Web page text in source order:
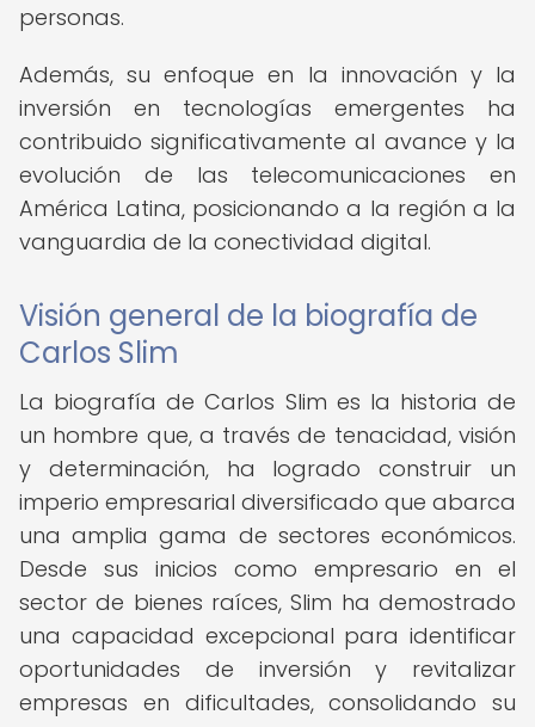
personas.
Además, su enfoque en la innovación y la
inversión en tecnologías emergentes ha
contribuido significativamente al avance y la
evolución de las telecomunicaciones en
América Latina, posicionando a la región a la
vanguardia de la conectividad digital.
Visión general de la biografía de
Carlos Slim
La biografía de Carlos Slim es la historia de
un hombre que, a través de tenacidad, visión
y determinación, ha logrado construir un
imperio empresarial diversificado que abarca
una amplia gama de sectores económicos.
Desde sus inicios como empresario en el
sector de bienes raíces, Slim ha demostrado
una capacidad excepcional para identificar
oportunidades de inversión y revitalizar
empresas en dificultades, consolidando su